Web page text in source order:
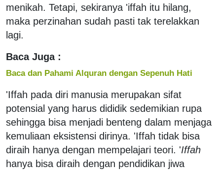
menikah. Tetapi, sekiranya 'iffah itu hilang,
maka perzinahan sudah pasti tak terelakkan
lagi.
Baca Juga :
Baca dan Pahami Alquran dengan Sepenuh Hati
'Iffah pada diri manusia merupakan sifat
potensial yang harus dididik sedemikian rupa
sehingga bisa menjadi benteng dalam menjaga
kemuliaan eksistensi dirinya. 'Iffah tidak bisa
diraih hanya dengan mempelajari teori. 'Iffah
hanya bisa diraih dengan pendidikan jiwa